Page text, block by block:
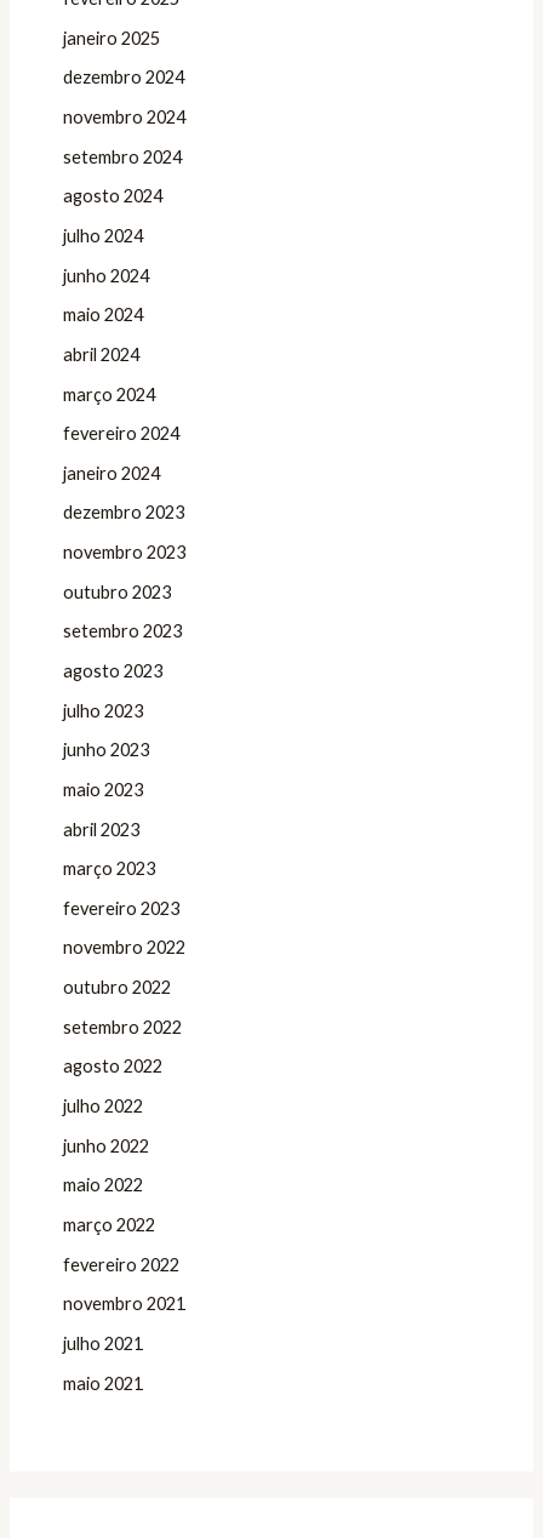
janeiro 2025
dezembro 2024
novembro 2024
setembro 2024
agosto 2024
julho 2024
junho 2024
maio 2024
abril 2024
março 2024
fevereiro 2024
janeiro 2024
dezembro 2023
novembro 2023
outubro 2023
setembro 2023
agosto 2023
julho 2023
junho 2023
maio 2023
abril 2023
março 2023
fevereiro 2023
novembro 2022
outubro 2022
setembro 2022
agosto 2022
julho 2022
junho 2022
maio 2022
março 2022
fevereiro 2022
novembro 2021
julho 2021
maio 2021